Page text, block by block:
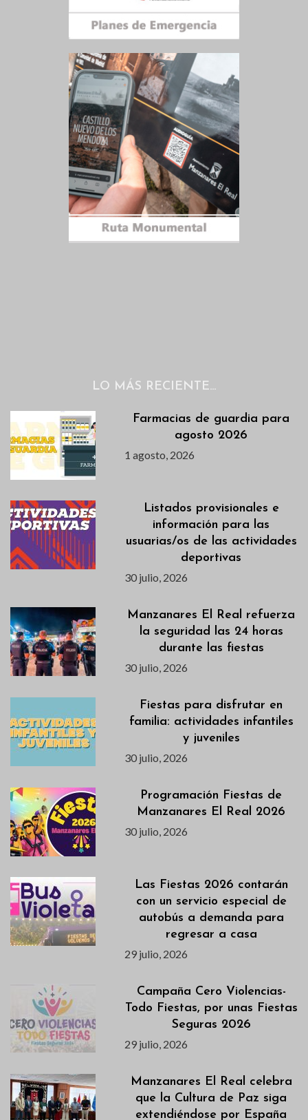
LO MÁS RECIENTE…
Farmacias de guardia para
agosto 2026
1 agosto, 2026
Listados provisionales e
información para las
usuarias/os de las actividades
deportivas
30 julio, 2026
Manzanares El Real refuerza
la seguridad las 24 horas
durante las fiestas
30 julio, 2026
Fiestas para disfrutar en
familia: actividades infantiles
y juveniles
30 julio, 2026
Programación Fiestas de
Manzanares El Real 2026
30 julio, 2026
Las Fiestas 2026 contarán
con un servicio especial de
autobús a demanda para
regresar a casa
29 julio, 2026
Campaña Cero Violencias-
Todo Fiestas, por unas Fiestas
Seguras 2026
29 julio, 2026
Manzanares El Real celebra
que la Cultura de Paz siga
extendiéndose por España